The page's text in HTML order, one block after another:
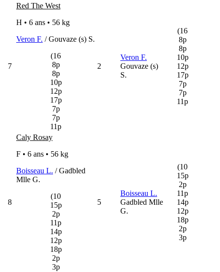
7
Red The West
H • 6 ans • 56 kg
Veron F. / Gouvaze (s) S.
(16
8p
8p
10p
12p
17p
7p
7p
11p
2
Veron F.
Gouvaze (s)
S.
(16
8p
8p
10p
12p
17p
7p
7p
11p
8
Caly Rosay
F • 6 ans • 56 kg
Boisseau L. / Gadbled
Mlle G.
(10
15p
2p
11p
14p
12p
18p
2p
3p
5
Boisseau L.
Gadbled Mlle
G.
(10
15p
2p
11p
14p
12p
18p
2p
3p